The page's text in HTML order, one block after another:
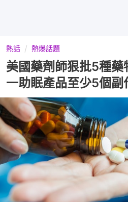
熱話 熱爆話題
美國藥劑師狠批5種藥
一助眠產品至少5個副